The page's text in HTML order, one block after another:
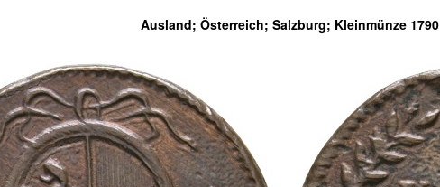
Ausland; Österreich; Salzburg; Kleinmünze 1790